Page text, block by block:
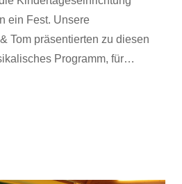
ein Fest. Unsere
Tom präsentierten zu diesen
Programm, für…